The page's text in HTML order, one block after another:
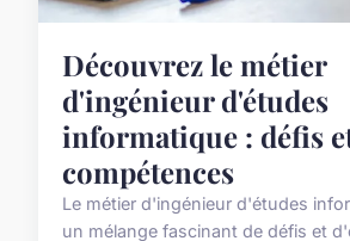
Découvrez le métier
d'ingénieur d'études
informatique : défis
compétences
Le métier d'ingénieur d'études
un mélange fascinant de défis et